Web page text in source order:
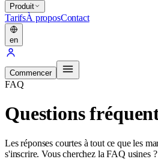
Produit
TarifsÀ proposContact
en
Commencer
FAQ
Questions
Les réponses courtes à tout ce que les
s'inscrire. Vous cherchez la FAQ usines